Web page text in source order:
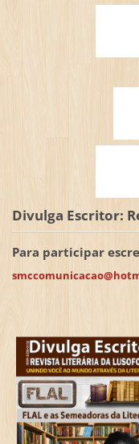
Divulga Escritor:
Para participar